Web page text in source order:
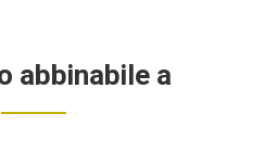
abbinabile a